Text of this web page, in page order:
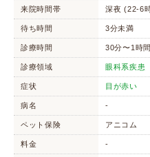
来院時間帯 深夜 (22-6
待ち時間 3分未満
診療時間 30分〜1時間
診療領域 眼科系疾患
症状 目が赤い
病名 -
ペット保険 アニコム
料金 -